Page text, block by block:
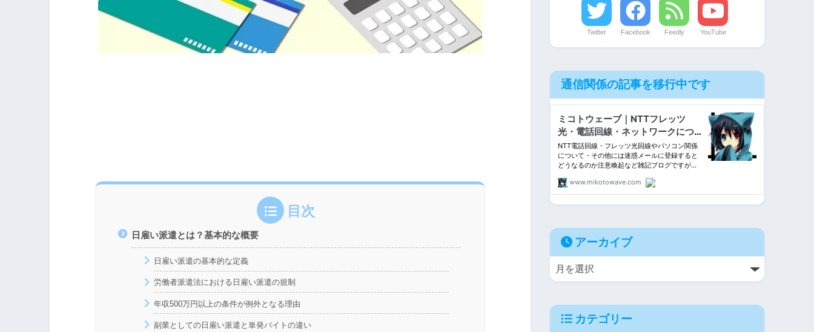
目次
日雇い派遣とは？基本的な概要
日雇い派遣の基本的な定義
労働者派遣法における日雇い派遣の規制
年収500万円以上の条件が例外となる理由
副業としての日雇い派遣と単発バイトの違い
Twitter Facebook Feedly YouTube
通信関係の記事を移行中です
アーカイブ
カテゴリー